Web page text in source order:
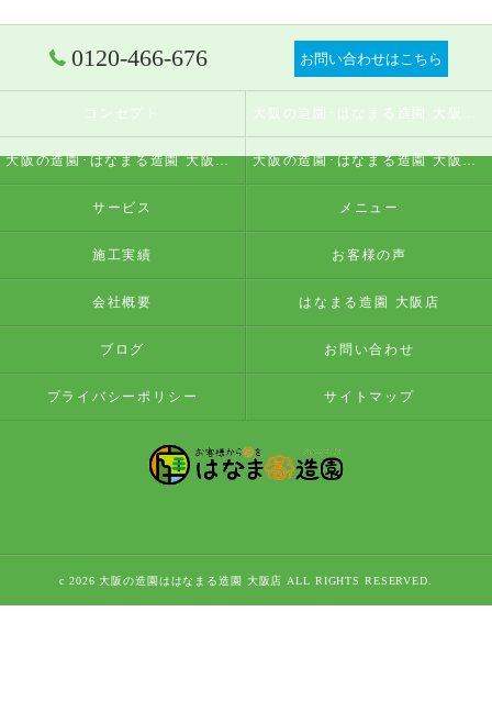
0120-466-676 お問い合わせはこちら
コンセプト
大阪の造園･はなまる造園 大阪店の評判 大阪の造園･はなまる造園 大阪店のお客様の声
サービス メニュー
施工実績 お客様の声
会社概要 はなまる造園 大阪店
ブログ お問い合わせ
プライバシーポリシー サイトマップ
c 2026 大阪の造園ははなまる造園 大阪店 ALL RIGHTS RESERVED.